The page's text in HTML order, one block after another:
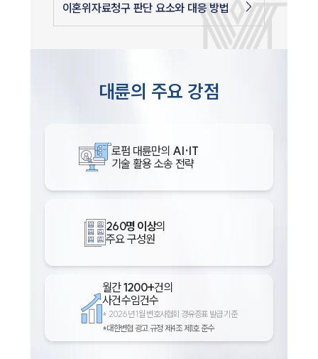
이혼위자료청구 판단 요소와 대응 방법
대륜의 주요 강점
로펌 대륜만의 AI·IT
기술 활용 소송 전략
260명 이상의
주요 구성원
월간1200+건의
사건수임건수
* 2026년 1월 변호사협회 경유증표 발급 기준
*대한변협 광고 규정 제4조 제1호 준수